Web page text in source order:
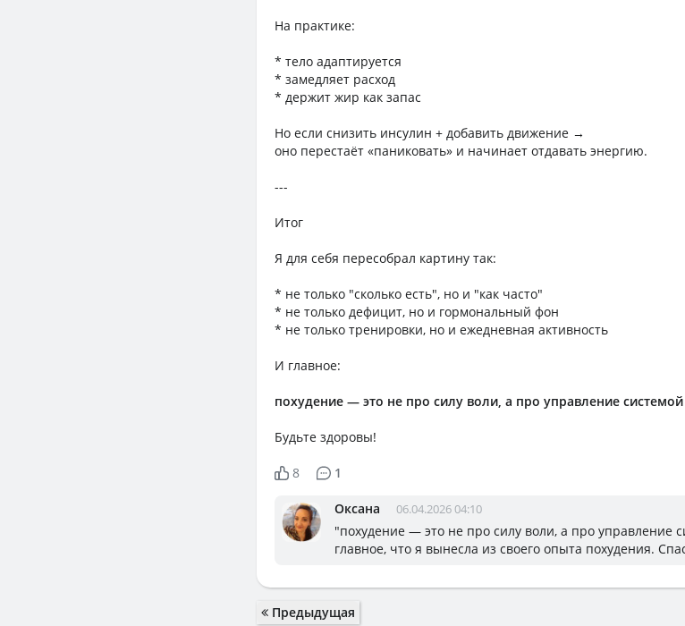
На практике:
* тело адаптируется
* замедляет расход
* держит жир как запас
Но если снизить инсулин + добавить движение →
оно перестаёт «паниковать» и начинает отдавать энергию.
---
Итог
Я для себя пересобрал картину так:
* не только "сколько есть", но и "как часто"
* не только дефицит, но и гормональный фон
* не только тренировки, но и ежедневная активность
И главное:
похудение — это не про силу воли, а про управление системой
Будьте здоровы!
8 1
Оксана 06.04.2026 04:10
"похудение — это не про силу воли, а про управление
главное, что я вынесла из своего опыта похудения.
Предыдущая